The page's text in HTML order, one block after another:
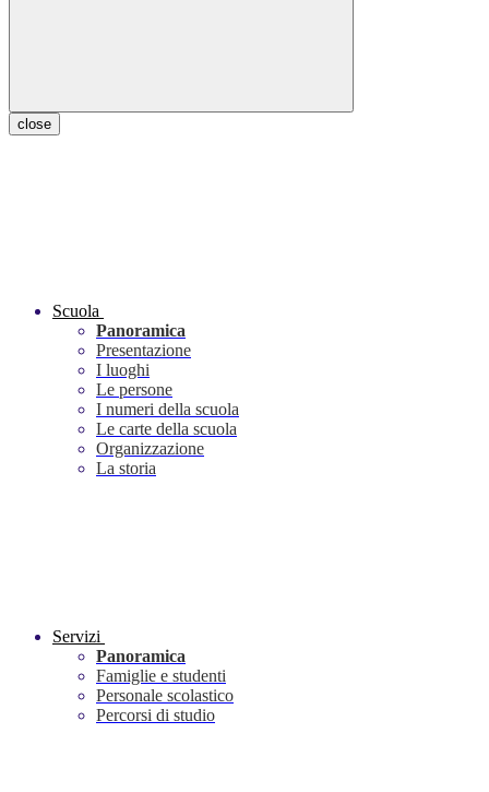
close
Scuola
Panoramica
Presentazione
I luoghi
Le persone
I numeri della scuola
Le carte della scuola
Organizzazione
La storia
Servizi
Panoramica
Famiglie e studenti
Personale scolastico
Percorsi di studio